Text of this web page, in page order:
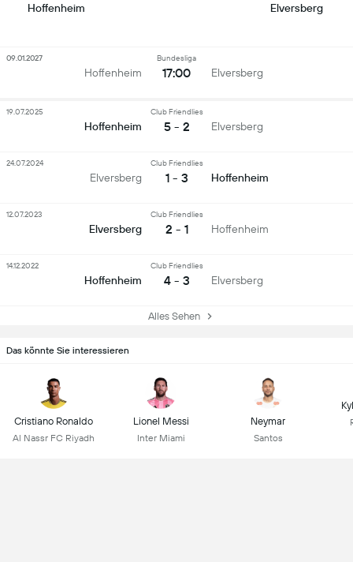
Hoffenheim Elversberg
Hoffenheim
Bundesliga
17:00 Elversberg
09.01.2027
Hoffenheim
Club Friendlies
5 - 2 Elversberg
19.07.2025
Elversberg
Club Friendlies
1 - 3 Hoffenheim
24.07.2024
Elversberg
Club Friendlies
2 - 1 Hoffenheim
12.07.2023
Hoffenheim
Club Friendlies
4 - 3 Elversberg
14.12.2022
Alles Sehen
Das könnte Sie interessieren
Cristiano Ronaldo
Al Nassr FC Riyadh
Lionel Messi
Inter Miami
Neymar
Santos